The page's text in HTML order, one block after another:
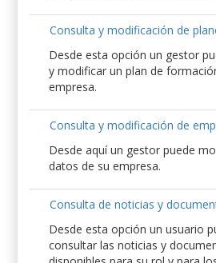
Consulta y modificación de
Desde esta opción un gestor
y modificar un plan de
empresa.
Consulta y modificación de
Desde aquí un gestor puede
datos de su empresa.
Consulta de noticias y
Desde esta opción un usuario
consultar las noticias y